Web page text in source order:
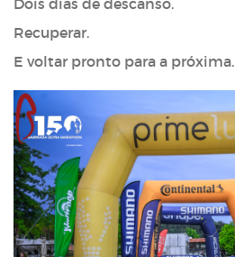
Dois dias de descanso.
Recuperar.
E voltar pronto para a próxima.